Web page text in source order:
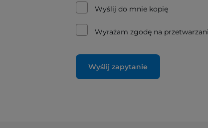
Wyślij do mnie kopię
Wyrażam zgodę na
Wyślij zapytanie